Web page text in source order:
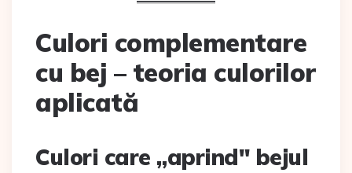
Culori complementare
cu bej – teoria culorilor
aplicată
Culori care „aprind" bejul